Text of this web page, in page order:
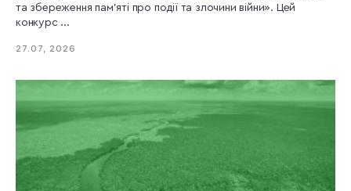
та збереження пам'яті про події та злочини війни». Цей
конкурс ...
27.07, 2026